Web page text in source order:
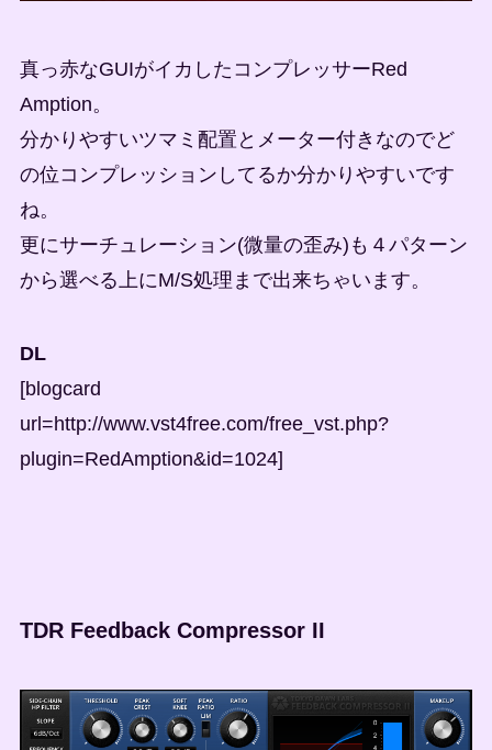
真っ赤なGUIがイカしたコンプレッサーRed
Amption。
分かりやすいツマミ配置とメーター付きなのでど
の位コンプレッションしてるか分かりやすいです
ね。
更にサーチュレーション(微量の歪み)も４パターン
から選べる上にM/S処理まで出来ちゃいます。
DL
[blogcard
url=http://www.vst4free.com/free_vst.php?
plugin=RedAmption&id=1024]
TDR Feedback Compressor II